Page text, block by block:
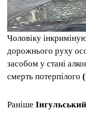
Чоловіку
дорожнього руху
засобом у стані
смерть потерпілого
Раніше